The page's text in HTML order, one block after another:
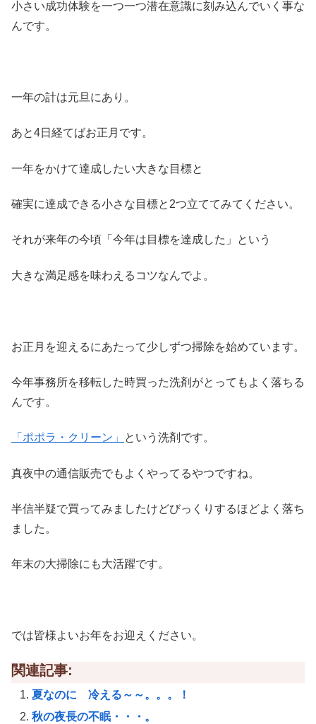
小さい成功体験を一つ一つ潜在意識に刻み込んでいく事な
んです。
一年の計は元旦にあり。
あと4日経てばお正月です。
一年をかけて達成したい大きな目標と
確実に達成できる小さな目標と2つ立ててみてください。
それが来年の今頃「今年は目標を達成した」という
大きな満足感を味わえるコツなんでよ。
お正月を迎えるにあたって少しずつ掃除を始めています。
今年事務所を移転した時買った洗剤がとってもよく落ちる
んです。
「ポポラ・クリーン」 という洗剤です。
真夜中の通信販売でもよくやってるやつですね。
半信半疑で買ってみましたけどびっくりするほどよく落ち
ました。
年末の大掃除にも大活躍です。
では皆様よいお年をお迎えください。
関連記事:
夏なのに 冷える～～。。。！
秋の夜長の不眠・・・。